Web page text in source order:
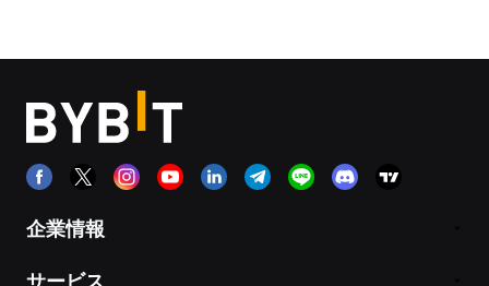
企業情報
サービス